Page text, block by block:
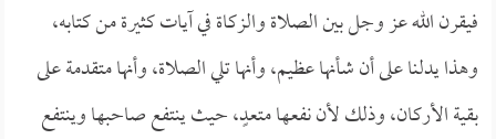
فيقرن الله عز وجل بين الصلاة والزكاة في آيات كثيرة من كتابه،
وهذا يدلنا على أن شأنها عظيم، وأنها تلي الصلاة، وأنها متقدمة على
بقية الأركان، وذلك لأن نفعها متعدٍ، حيث ينتفع صاحبها وينتفع